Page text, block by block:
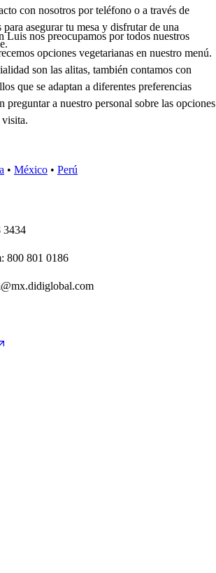
con nosotros por teléfono o a través de
para asegurar tu mesa y disfrutar de una
Luis nos preocupamos por todos nuestros
opciones vegetarianas en nuestro menú.
son las alitas, también contamos con
que se adaptan a diferentes preferencias
preguntar a nuestro personal sobre las opciones
• México • Perú
3434
: 800 801 0186